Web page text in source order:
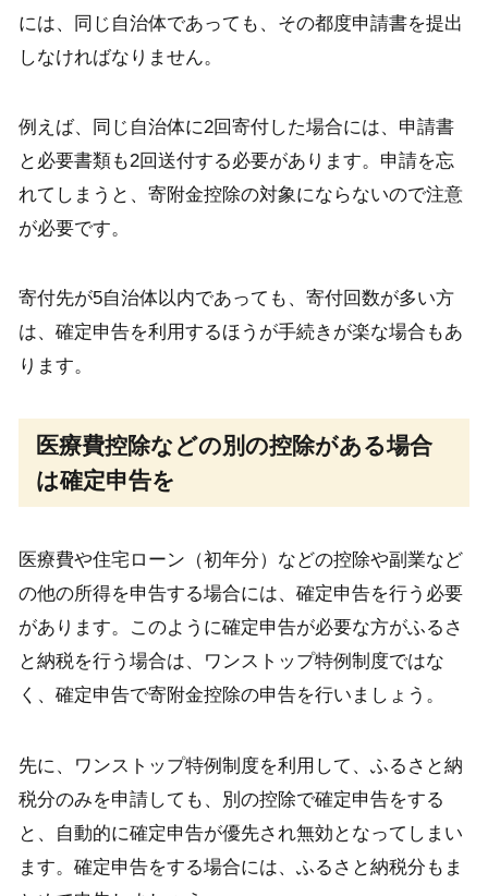
には、同じ自治体であっても、その都度申請書を提出
しなければなりません。
例えば、同じ自治体に2回寄付した場合には、申請書
と必要書類も2回送付する必要があります。申請を忘
れてしまうと、寄附金控除の対象にならないので注意
が必要です。
寄付先が5自治体以内であっても、寄付回数が多い方
は、確定申告を利用するほうが手続きが楽な場合もあ
ります。
医療費控除などの別の控除がある場合
は確定申告を
医療費や住宅ローン（初年分）などの控除や副業など
の他の所得を申告する場合には、確定申告を行う必要
があります。このように確定申告が必要な方がふるさ
と納税を行う場合は、ワンストップ特例制度ではな
く、確定申告で寄附金控除の申告を行いましょう。
先に、ワンストップ特例制度を利用して、ふるさと納
税分のみを申請しても、別の控除で確定申告をする
と、自動的に確定申告が優先され無効となってしまい
ます。確定申告をする場合には、ふるさと納税分もま